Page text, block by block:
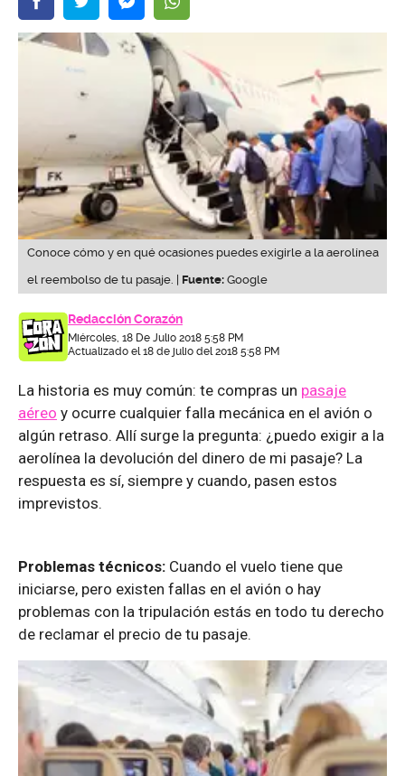
Conoce cómo y en qué ocasiones puedes exigirle a la aerolínea
el reembolso de tu pasaje. | Fuente: Google
Redacción Corazón
Miércoles, 18 De Julio 2018 5:58 PM
Actualizado el 18 de julio del 2018 5:58 PM
La historia es muy común: te compras un pasaje
aéreo y ocurre cualquier falla mecánica en el avión o
algún retraso. Allí surge la pregunta: ¿puedo exigir a la
aerolínea la devolución del dinero de mi pasaje? La
respuesta es sí, siempre y cuando, pasen estos
imprevistos.
Problemas técnicos: Cuando el vuelo tiene que
iniciarse, pero existen fallas en el avión o hay
problemas con la tripulación estás en todo tu derecho
de reclamar el precio de tu pasaje.